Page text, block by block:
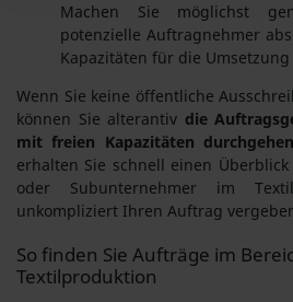
Machen Sie möglichst
potenzielle Auftragnehmer
Kapazitäten für die
Wenn Sie keine öffentliche
können Sie alterantiv die
mit freien Kapazitäten durchgehen
erhalten Sie schnell einen
oder Subunternehmer im
unkompliziert Ihren Auftrag
So finden Sie Aufträge im
Textilproduktion